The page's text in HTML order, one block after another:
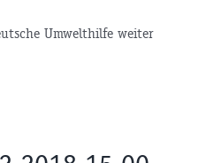
Umwelthilfe weiter